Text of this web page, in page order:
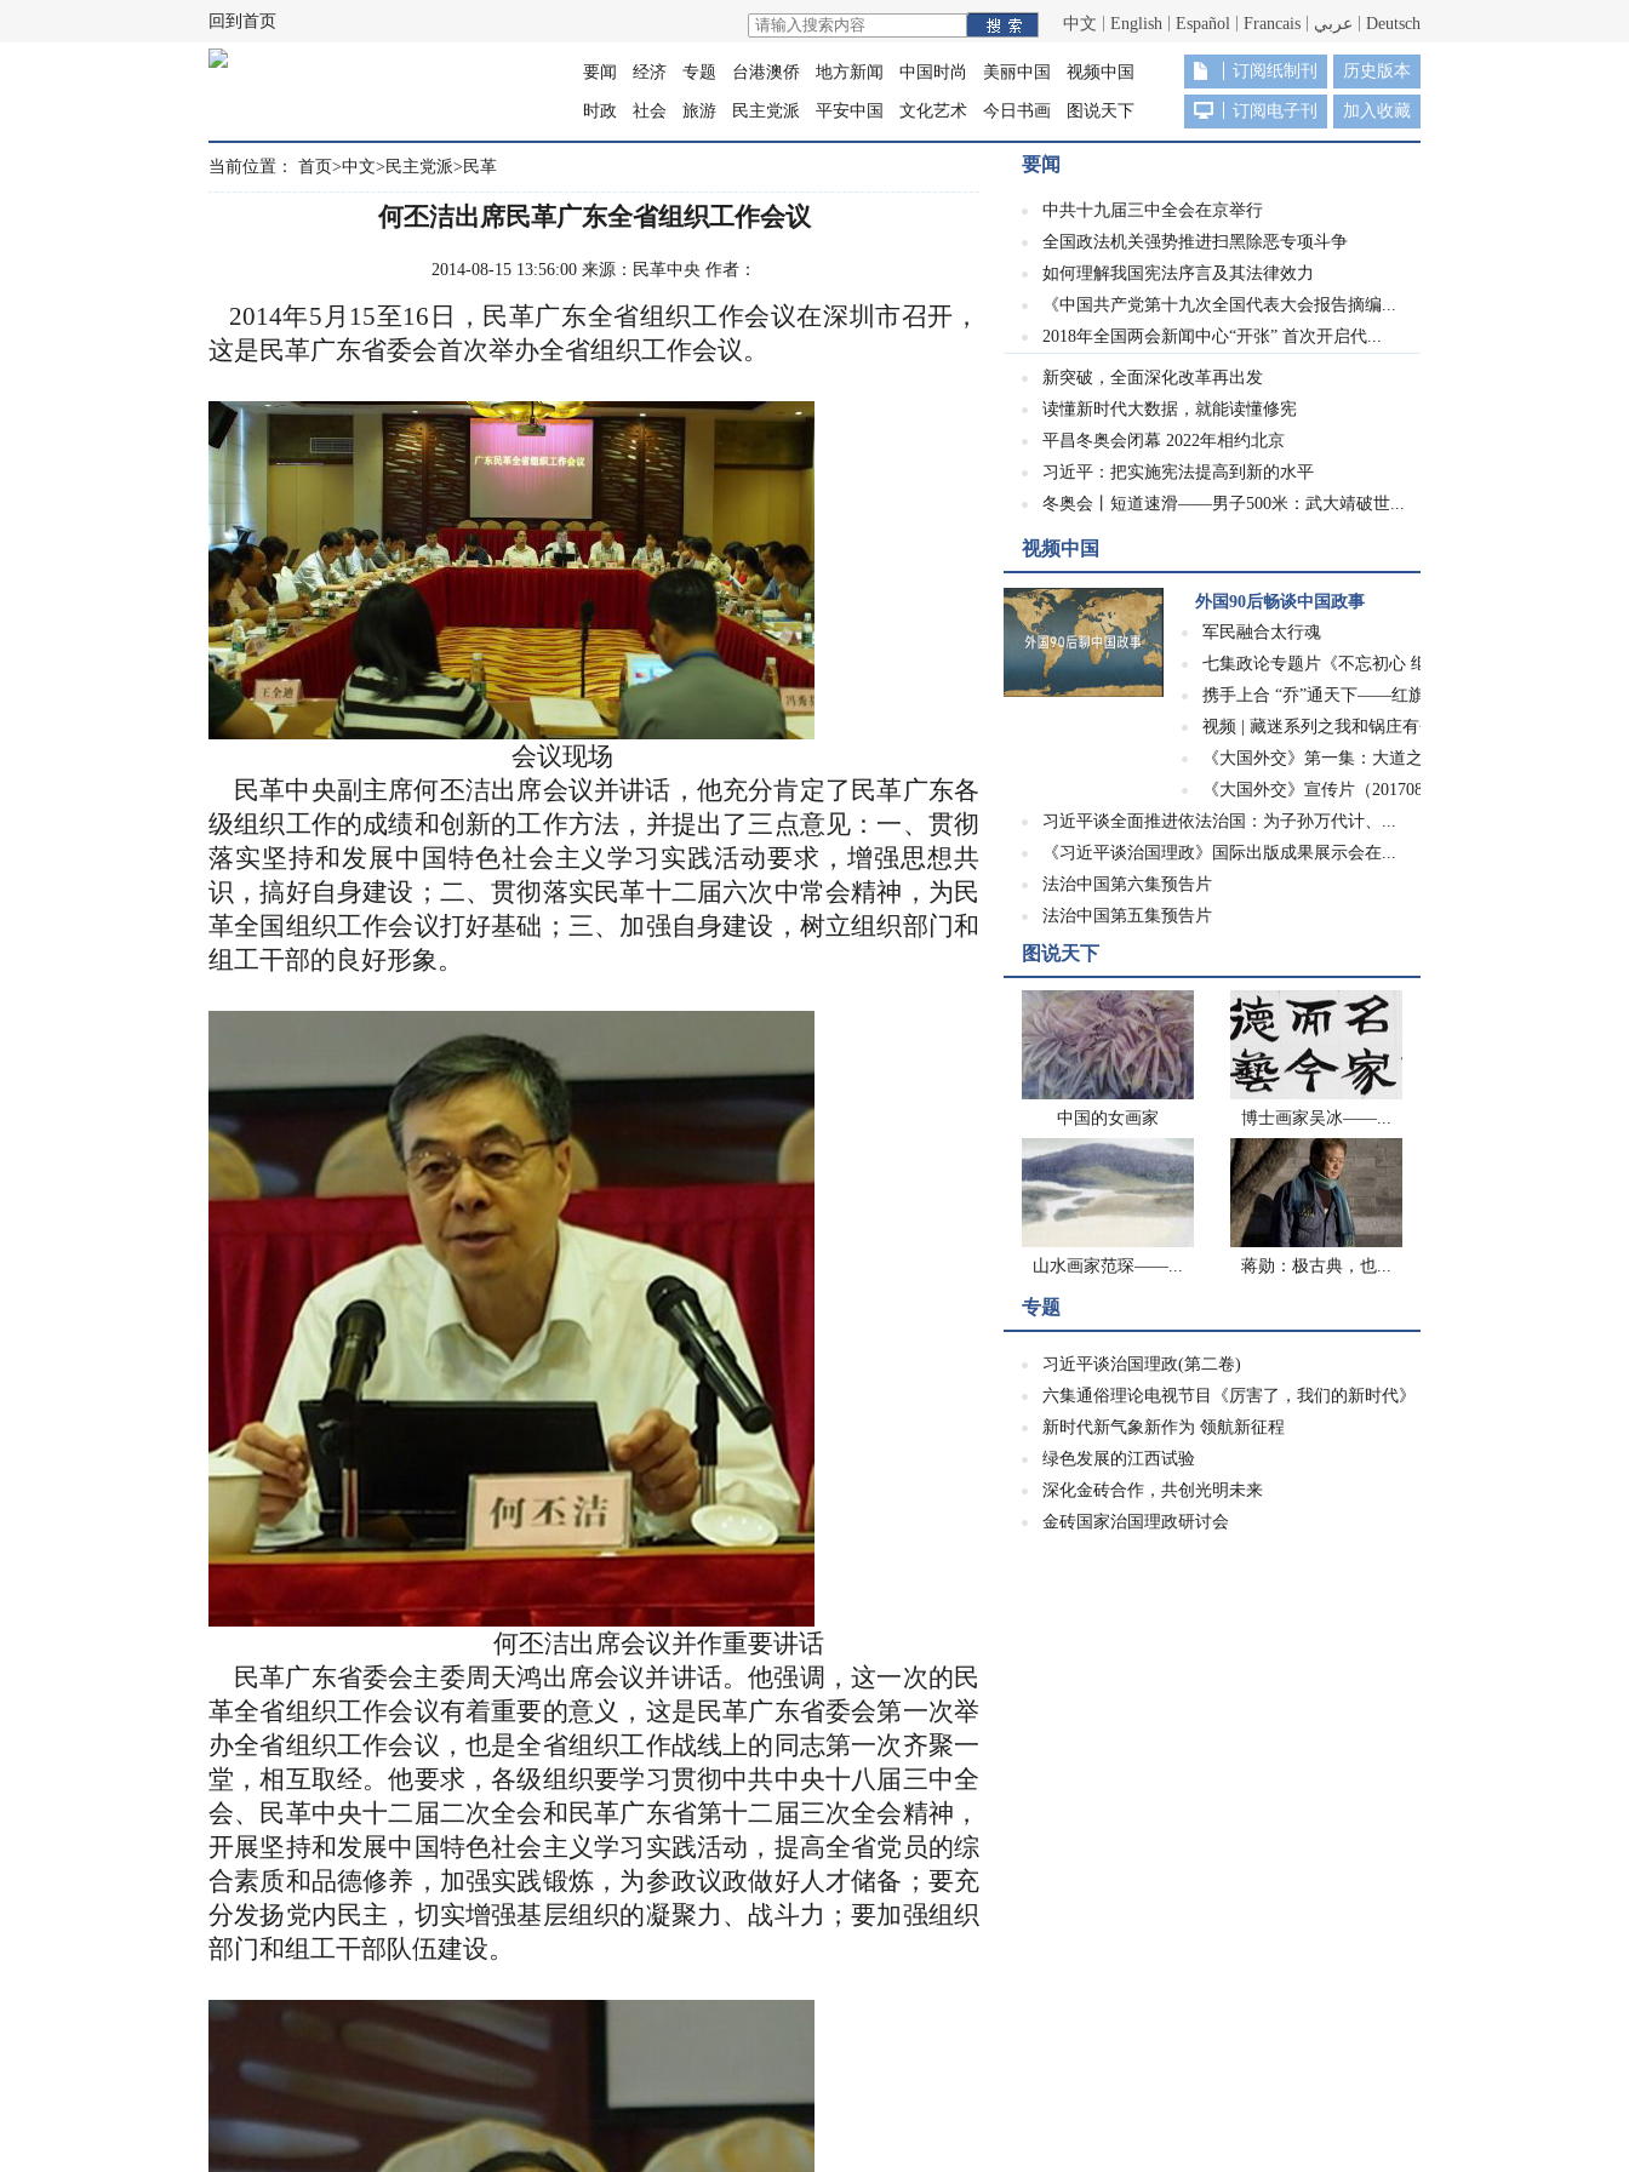
回到首页 中文 English Español Francais عربي Deutsch
要闻 经济 专题 台港澳侨 地方新闻 中国时尚 美丽中国 视频中国
时政 社会 旅游 民主党派 平安中国 文化艺术 今日书画 图说天下
订阅纸制刊 历史版本
订阅电子刊 加入收藏
要闻
中共十九届三中全会在京举行
全国政法机关强势推进扫黑除恶专项斗争
如何理解我国宪法序言及其法律效力
《中国共产党第十九次全国代表大会报告摘编...
2018年全国两会新闻中心“开张” 首次开启代...
新突破，全面深化改革再出发
读懂新时代大数据，就能读懂修宪
平昌冬奥会闭幕 2022年相约北京
习近平：把实施宪法提高到新的水平
冬奥会丨短道速滑——男子500米：武大靖破世...
视频中国
外国90后畅谈中国政事
军民融合太行魂
七集政论专题片《不忘初心 继续前进》
携手上合 “乔”通天下——红旗渠精神走进世...
视频 | 藏迷系列之我和锅庄有个约会
《大国外交》第一集：大道之行
《大国外交》宣传片（20170826）
习近平谈全面推进依法治国：为子孙万代计、...
《习近平谈治国理政》国际出版成果展示会在...
法治中国第六集预告片
法治中国第五集预告片
图说天下
中国的女画家 博士画家吴冰——...
山水画家范琛——... 蒋勋：极古典，也...
专题
习近平谈治国理政(第二卷)
六集通俗理论电视节目《厉害了，我们的新时代》
新时代新气象新作为 领航新征程
绿色发展的江西试验
深化金砖合作，共创光明未来
金砖国家治国理政研讨会
当前位置： 首页>中文> 民主党派> 民革
何丕洁出席民革广东全省组织工作会议
2014-08-15 13:56:00 来源：民革中央 作者：
2014年5月15至16日，民革广东全省组织工作会议在深圳市召开，
这是民革广东省委会首次举办全省组织工作会议。
会议现场
民革中央副主席何丕洁出席会议并讲话，他充分肯定了民革广东各
级组织工作的成绩和创新的工作方法，并提出了三点意见：一、贯彻
落实坚持和发展中国特色社会主义学习实践活动要求，增强思想共
识，搞好自身建设；二、贯彻落实民革十二届六次中常会精神，为民
革全国组织工作会议打好基础；三、加强自身建设，树立组织部门和
组工干部的良好形象。
何丕洁出席会议并作重要讲话
民革广东省委会主委周天鸿出席会议并讲话。他强调，这一次的民
革全省组织工作会议有着重要的意义，这是民革广东省委会第一次举
办全省组织工作会议，也是全省组织工作战线上的同志第一次齐聚一
堂，相互取经。他要求，各级组织要学习贯彻中共中央十八届三中全
会、民革中央十二届二次全会和民革广东省第十二届三次全会精神，
开展坚持和发展中国特色社会主义学习实践活动，提高全省党员的综
合素质和品德修养，加强实践锻炼，为参政议政做好人才储备；要充
分发扬党内民主，切实增强基层组织的凝聚力、战斗力；要加强组织
部门和组工干部队伍建设。